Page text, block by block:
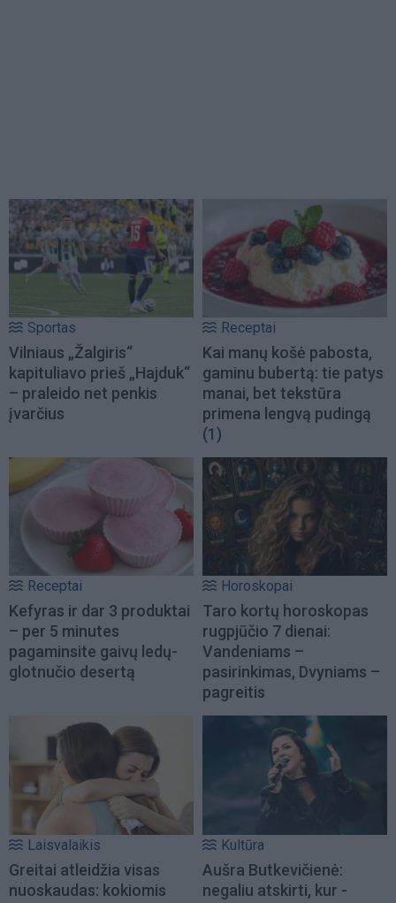
Sportas
Vilniaus „Žalgiris“
kapituliavo prieš „Hajduk“
– praleido net penkis
įvarčius
Receptai
Kai manų košė pabosta,
gaminu bubertą: tie patys
manai, bet tekstūra
primena lengvą pudingą
(1)
Receptai
Kefyras ir dar 3 produktai
– per 5 minutes
pagaminsite gaivų ledų-
glotnučio desertą
Horoskopai
Taro kortų horoskopas
rugpjūčio 7 dienai:
Vandeniams –
pasirinkimas, Dvyniams –
pagreitis
Laisvalaikis
Greitai atleidžia visas
nuoskaudas: kokiomis
Kultūra
Aušra Butkevičienė:
negaliu atskirti, kur -